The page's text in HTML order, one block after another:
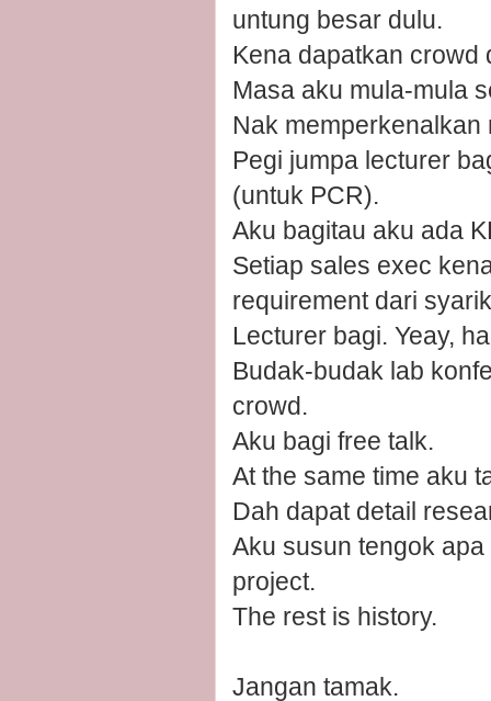
untung besar dulu.
Kena dapatkan crowd
Masa aku mula-mula
Nak
Pegi jumpa lecturer
(untuk PCR).
Aku bagitau aku ada
Setiap sales exec
requirement dari
Lecturer bagi. Yeay,
Budak-budak lab
crowd.
Aku bagi free talk.
At the same time aku
Dah dapat detail
Aku susun tengok
project.
The rest is history.
Jangan tamak.